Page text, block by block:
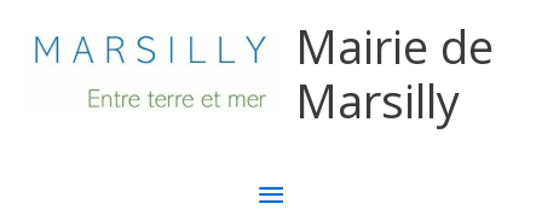
Mairie de
Marsilly
MENU